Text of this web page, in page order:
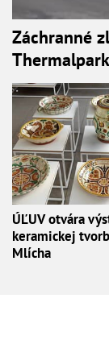
Záchranné
ÚĽUV otvára
keramickej
Mlícha